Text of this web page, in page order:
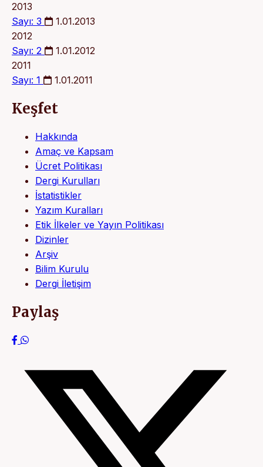
2013
Sayı: 3
1.01.2013
2012
Sayı: 2
1.01.2012
2011
Sayı: 1
1.01.2011
Keşfet
Hakkında
Amaç ve Kapsam
Ücret Politikası
Dergi Kurulları
İstatistikler
Yazım Kuralları
Etik İlkeler ve Yayın Politikası
Dizinler
Arşiv
Bilim Kurulu
Dergi İletişim
Paylaş